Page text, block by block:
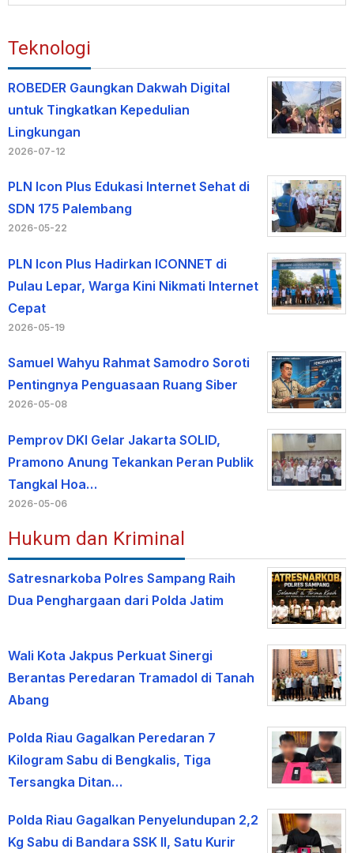
Teknologi
ROBEDER Gaungkan Dakwah Digital
untuk Tingkatkan Kepedulian
Lingkungan
2026-07-12
PLN Icon Plus Edukasi Internet Sehat di
SDN 175 Palembang
2026-05-22
PLN Icon Plus Hadirkan ICONNET di
Pulau Lepar, Warga Kini Nikmati Internet
Cepat
2026-05-19
Samuel Wahyu Rahmat Samodro Soroti
Pentingnya Penguasaan Ruang Siber
2026-05-08
Pemprov DKI Gelar Jakarta SOLID,
Pramono Anung Tekankan Peran Publik
Tangkal Hoa…
2026-05-06
Hukum dan Kriminal
Satresnarkoba Polres Sampang Raih
Dua Penghargaan dari Polda Jatim
Wali Kota Jakpus Perkuat Sinergi
Berantas Peredaran Tramadol di Tanah
Abang
Polda Riau Gagalkan Peredaran 7
Kilogram Sabu di Bengkalis, Tiga
Tersangka Ditan…
Polda Riau Gagalkan Penyelundupan 2,2
Kg Sabu di Bandara SSK II, Satu Kurir